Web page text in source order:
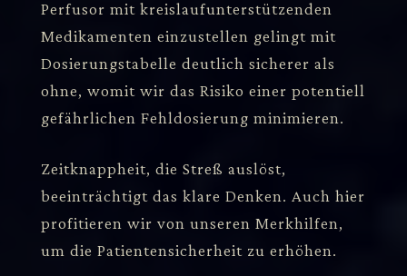
Perfusor mit kreislaufunterstützenden
Medikamenten einzustellen gelingt mit
Dosierungstabelle deutlich sicherer als
ohne, womit wir das Risiko einer potentiell
gefährlichen Fehldosierung minimieren.
Zeitknappheit, die Streß auslöst,
beeinträchtigt das klare Denken. Auch hier
profitieren wir von unseren Merkhilfen,
um die Patientensicherheit zu erhöhen.